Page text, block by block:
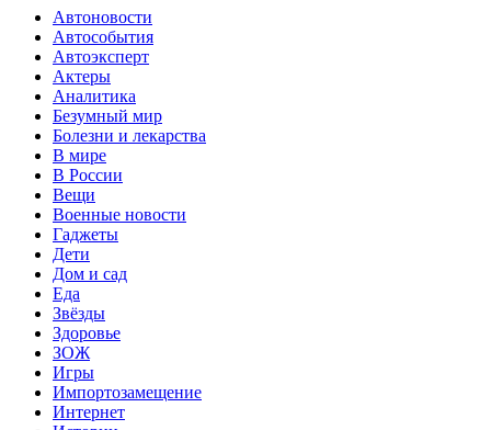
Автоновости
Автособытия
Автоэксперт
Актеры
Аналитика
Безумный мир
Болезни и лекарства
В мире
В России
Вещи
Военные новости
Гаджеты
Дети
Дом и сад
Еда
Звёзды
Здоровье
ЗОЖ
Игры
Импортозамещение
Интернет